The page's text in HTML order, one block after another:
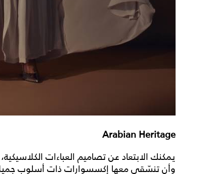
Arabian Heritage
يمكنك الابتعاد عن تصاميم العباءات
وأن تنسّقي معها إكسسوارات ذات أسلوب